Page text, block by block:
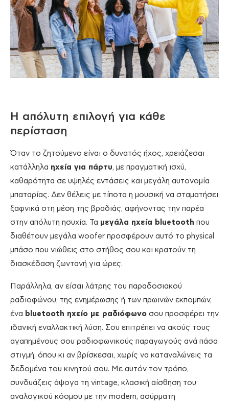
Η απόλυτη επιλογή για κάθε
περίσταση
Όταν το ζητούμενο είναι ο δυνατός ήχος, χρειάζεσαι
κατάλληλα ηχεία για πάρτυ, με πραγματική ισχύ,
καθαρότητα σε υψηλές εντάσεις και μεγάλη αυτονομία
μπαταρίας. Δεν θέλεις με τίποτα η μουσική να σταματήσει
ξαφνικά στη μέση της βραδιάς, αφήνοντας την παρέα
στην απόλυτη ησυχία. Τα μεγάλα ηχεία bluetooth που
διαθέτουν μεγάλα woofer προσφέρουν αυτό το physical
μπάσο που νιώθεις στο στήθος σου και κρατούν τη
διασκέδαση ζωντανή για ώρες.
Παράλληλα, αν είσαι λάτρης του παραδοσιακού
ραδιοφώνου, της ενημέρωσης ή των πρωινών εκπομπών,
ένα bluetooth ηχείο με ραδιόφωνο σου προσφέρει την
ιδανική εναλλακτική λύση. Σου επιτρέπει να ακούς τους
αγαπημένους σου ραδιοφωνικούς παραγωγούς ανά πάσα
στιγμή, όπου κι αν βρίσκεσαι, χωρίς να καταναλώνεις τα
δεδομένα του κινητού σου. Με αυτόν τον τρόπο,
συνδυάζεις άψογα τη vintage, κλασική αίσθηση του
αναλογικού κόσμου με την modern, ασύρματη